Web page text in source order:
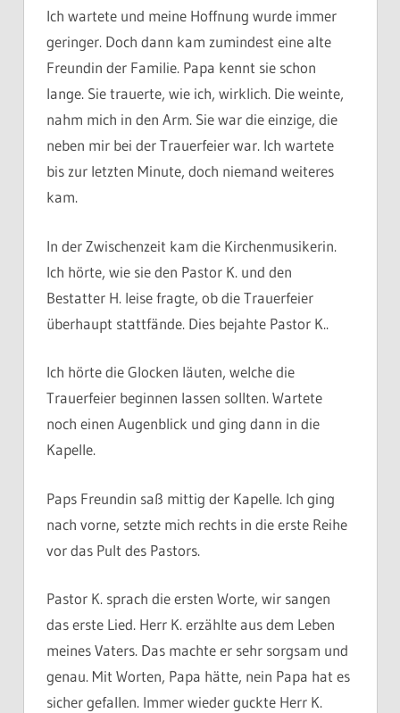
Ich wartete und meine Hoffnung wurde immer
geringer. Doch dann kam zumindest eine alte
Freundin der Familie. Papa kennt sie schon
lange. Sie trauerte, wie ich, wirklich. Die weinte,
nahm mich in den Arm. Sie war die einzige, die
neben mir bei der Trauerfeier war. Ich wartete
bis zur letzten Minute, doch niemand weiteres
kam.
In der Zwischenzeit kam die Kirchenmusikerin.
Ich hörte, wie sie den Pastor K. und den
Bestatter H. leise fragte, ob die Trauerfeier
überhaupt stattfände. Dies bejahte Pastor K..
Ich hörte die Glocken läuten, welche die
Trauerfeier beginnen lassen sollten. Wartete
noch einen Augenblick und ging dann in die
Kapelle.
Paps Freundin saß mittig der Kapelle. Ich ging
nach vorne, setzte mich rechts in die erste Reihe
vor das Pult des Pastors.
Pastor K. sprach die ersten Worte, wir sangen
das erste Lied. Herr K. erzählte aus dem Leben
meines Vaters. Das machte er sehr sorgsam und
genau. Mit Worten, Papa hätte, nein Papa hat es
sicher gefallen. Immer wieder guckte Herr K.